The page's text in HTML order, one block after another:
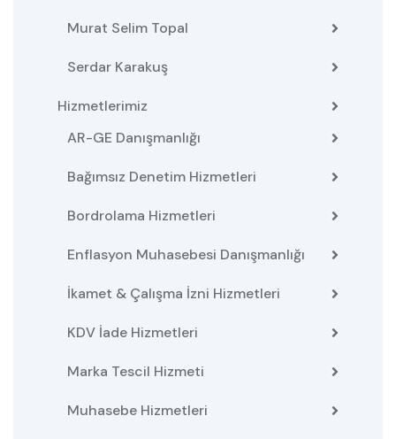
Murat Selim Topal
Serdar Karakuş
Hizmetlerimiz
AR-GE Danışmanlığı
Bağımsız Denetim Hizmetleri
Bordrolama Hizmetleri
Enflasyon Muhasebesi Danışmanlığı
İkamet & Çalışma İzni Hizmetleri
KDV İade Hizmetleri
Marka Tescil Hizmeti
Muhasebe Hizmetleri